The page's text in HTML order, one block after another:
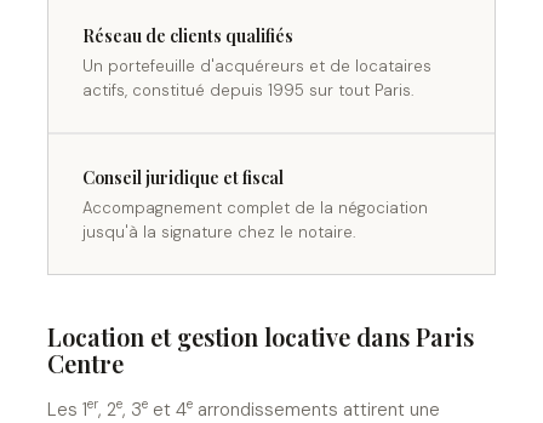
Réseau de clients qualifiés
Un portefeuille d'acquéreurs et de locataires
actifs, constitué depuis 1995 sur tout Paris.
Conseil juridique et fiscal
Accompagnement complet de la négociation
jusqu'à la signature chez le notaire.
Location et gestion locative dans Paris
Centre
Les 1er, 2e, 3e et 4e arrondissements attirent une